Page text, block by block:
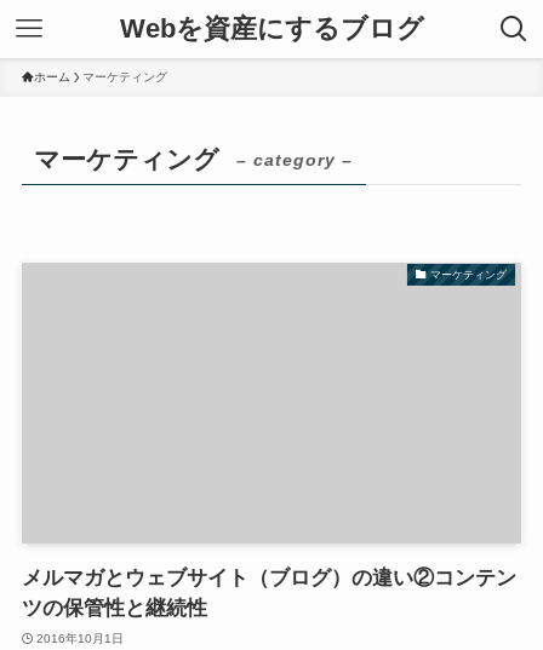
Webを資産にするブログ
ホーム マーケティング
マーケティング – category –
マーケティング
メルマガとウェブサイト（ブログ）の違い②コンテン
ツの保管性と継続性
2016年10月1日